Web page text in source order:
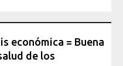
económica = Buena
de los